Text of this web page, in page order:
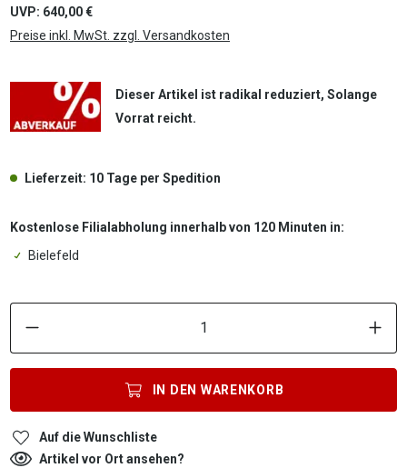
UVP: 640,00 €
Preise inkl. MwSt. zzgl. Versandkosten
Dieser Artikel ist radikal reduziert, Solange
Vorrat reicht.
Lieferzeit: 10 Tage per Spedition
Kostenlose Filialabholung innerhalb von 120 Minuten in:
Bielefeld
IN DEN WARENKORB
Auf die Wunschliste
Artikel vor Ort ansehen?